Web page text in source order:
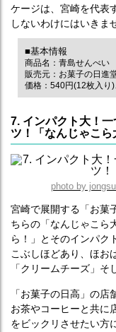
ケージは、宮崎を代表
しないわけにはいきま
■基本情報
商品名：青島せんべい
販売元：お菓子の日進
価格：540円(12枚入り
7. インパクト大！
ツ！「なんじゃこら
photo by
宮崎で展開する「お菓
ちらの「なんじゃこら
ら！」とそのインパク
こぶしほどあり、ほお
「クリームチーズ」そ
「お菓子の日高」の店
お茶やコーヒーと共に
をビックリさせたい方